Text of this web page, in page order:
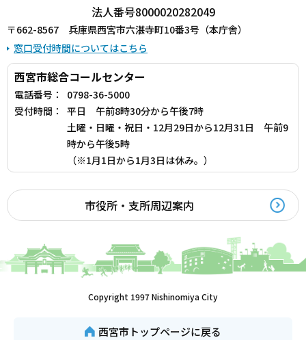
法人番号8000020282049
〒662-8567 兵庫県西宮市六湛寺町10番3号（本庁舎）
窓口受付時間についてはこちら
西宮市総合コールセンター
電話番号：
0798-36-5000
受付時間：
平日 午前8時30分から午後7時
土曜・日曜・祝日・12月29日から12月31日 午前9
時から午後5時
（※1月1日から1月3日は休み。）
市役所・支所周辺案内
Copyright 1997 Nishinomiya City
西宮市トップページに戻る